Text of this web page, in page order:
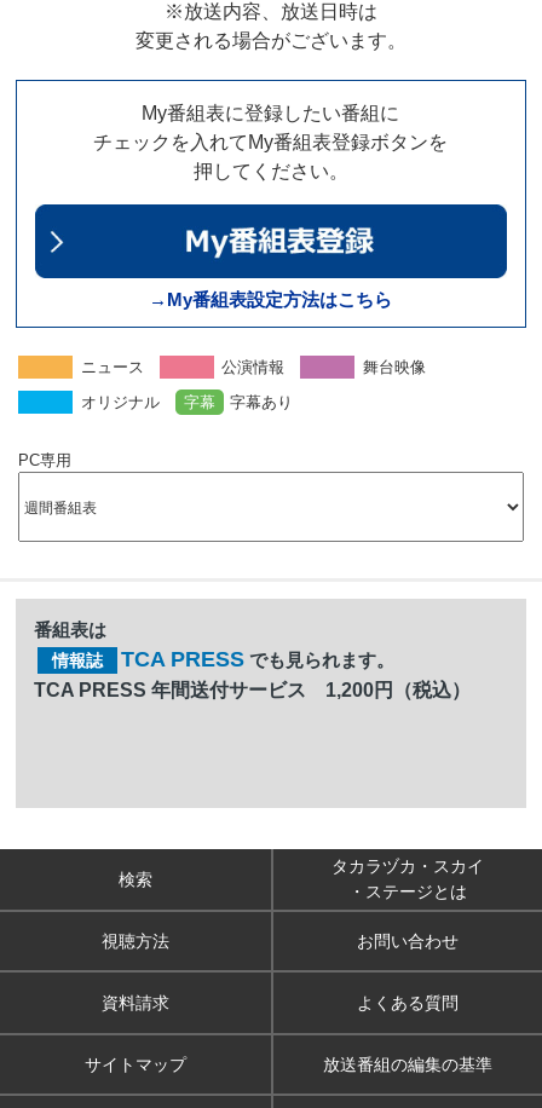
※放送内容、放送日時は
変更される場合がございます。
My番組表に登録したい番組に
チェックを入れてMy番組表登録ボタンを
押してください。
→My番組表設定方法はこちら
ニュース 公演情報
舞台映像
オリジナル
字幕 字幕あり
PC専用
番組表は
情報誌 TCA PRESS でも見られます。
TCA PRESS 年間送付サービス 1,200円（税込）
検索
タカラヅカ・スカイ
・ステージとは
視聴方法 お問い合わせ
資料請求 よくある質問
サイトマップ 放送番組の編集の基準